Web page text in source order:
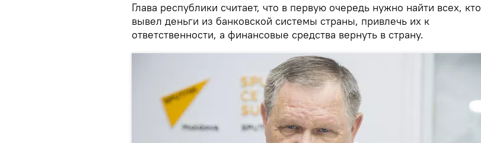
Глава республики считает, что в первую очередь нужно найти всех, кто
вывел деньги из банковской системы страны, привлечь их к
ответственности, а финансовые средства вернуть в страну.